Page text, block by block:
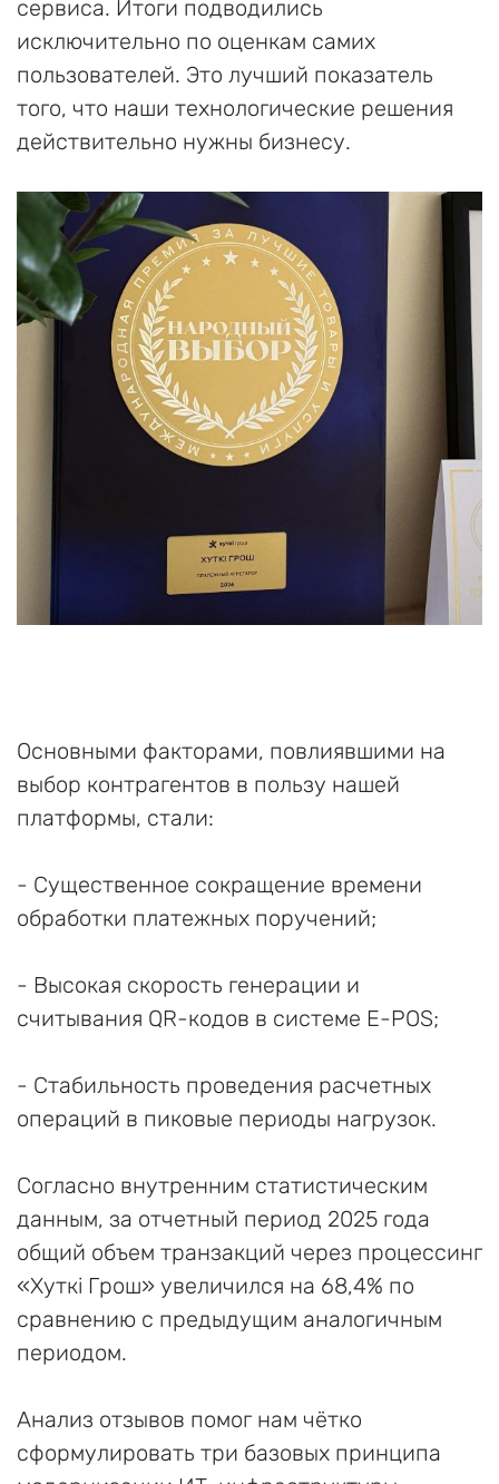
сервиса. Итоги подводились
исключительно по оценкам самих
пользователей. Это лучший показатель
того, что наши технологические решения
действительно нужны бизнесу.
Основными факторами, повлиявшими на
выбор контрагентов в пользу нашей
платформы, стали:
- Существенное сокращение времени
обработки платежных поручений;
- Высокая скорость генерации и
считывания QR-кодов в системе E-POS;
- Стабильность проведения расчетных
операций в пиковые периоды нагрузок.
Согласно внутренним статистическим
данным, за отчетный период 2025 года
общий объем транзакций через процессинг
«Хуткi Грош» увеличился на 68,4% по
сравнению с предыдущим аналогичным
периодом.
Анализ отзывов помог нам чётко
сформулировать три базовых принципа